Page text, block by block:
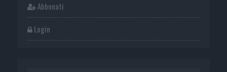
Abbonati
Login